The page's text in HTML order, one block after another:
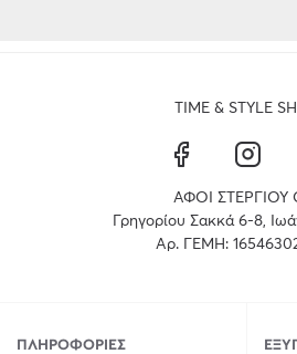
TIME & STYLE
ΑΦΟΙ ΣΤΕΡΓΙΟΥ
Γρηγορίου Σακκά 6-8,
Αρ. ΓΕΜΗ:
ΠΛΗΡΟΦΟΡΊΕΣ